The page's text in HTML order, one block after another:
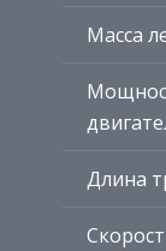
Масса
Длина